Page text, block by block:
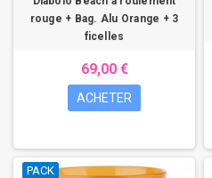
rouge + Bag. Alu Orange + 3
ficelles
69,00 €
ACHETER
PACK